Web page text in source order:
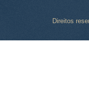
Direitos